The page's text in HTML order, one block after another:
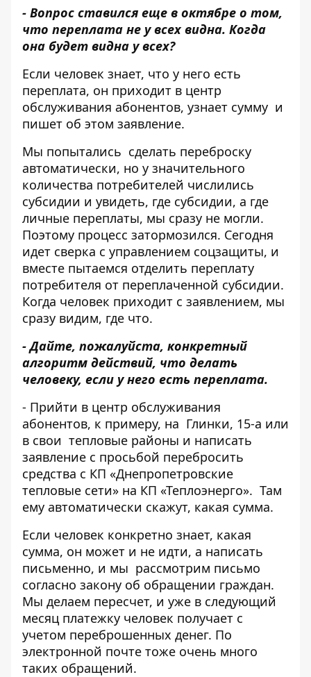
- Вопрос ставился еще в октябре о том,
что переплата не у всех видна. Когда
она будет видна у всех?
Если человек знает, что у него есть
переплата, он приходит в центр
обслуживания абонентов, узнает сумму и
пишет об этом заявление.
Мы попытались сделать переброску
автоматически, но у значительного
количества потребителей числились
субсидии и увидеть, где субсидии, а где
личные переплаты, мы сразу не могли.
Поэтому процесс затормозился. Сегодня
идет сверка с управлением соцзащиты, и
вместе пытаемся отделить переплату
потребителя от переплаченной субсидии.
Когда человек приходит с заявлением, мы
сразу видим, где что.
- Дайте, пожалуйста, конкретный
алгоритм действий, что делать
человеку, если у него есть переплата.
- Прийти в центр обслуживания
абонентов, к примеру, на Глинки, 15-а или
в свои тепловые районы и написать
заявление с просьбой перебросить
средства с КП «Днепропетровские
тепловые сети» на КП «Теплоэнерго». Там
ему автоматически скажут, какая сумма.
Если человек конкретно знает, какая
сумма, он может и не идти, а написать
письменно, и мы рассмотрим письмо
согласно закону об обращении граждан.
Мы делаем пересчет, и уже в следующий
месяц платежку человек получает с
учетом переброшенных денег. По
электронной почте тоже очень много
таких обращений.